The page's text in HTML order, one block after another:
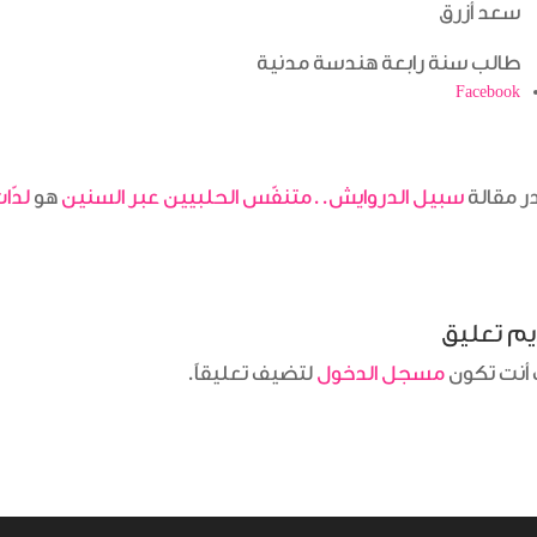
سعد أزرق
طالب سنة رابعة هندسة مدنية
مقالة سبيل الدروايش..متنفّس الحلبيين عبر السنين هو
تعليق
تكون مسجل الدخول لتضيف تعليقاً.